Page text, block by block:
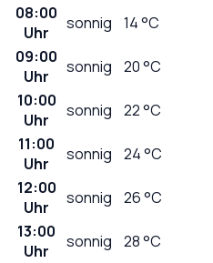
08:00
Uhr
sonnig 14°C
09:00
Uhr
sonnig 20°C
10:00
Uhr
sonnig 22°C
11:00
Uhr
sonnig 24°C
12:00
Uhr
sonnig 26°C
13:00
Uhr
sonnig 28°C